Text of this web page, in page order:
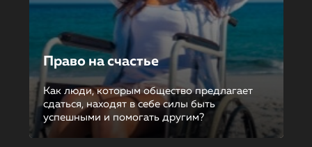
Право на счастье
Как люди, которым общество предлагает
сдаться, находят в себе силы быть
успешными и помогать другим?